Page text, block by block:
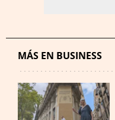
MÁS EN BUSINESS